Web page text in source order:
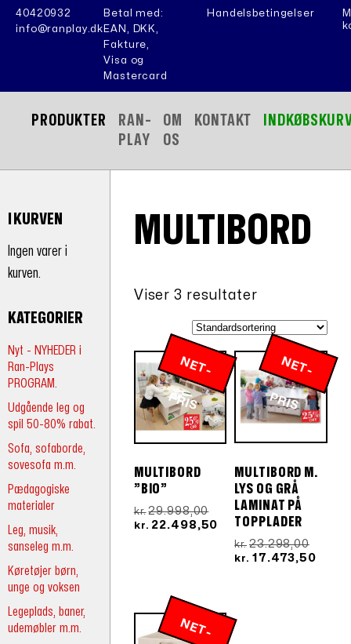
40420932
info@ranplay.dk
Betal med:
EAN, DKK,
Fakture,
Visa og
Mastercard
Handelsbetingelser
PRODUKTER
RAN-
PLAY
OM
OS
KONTAKT
I KURVEN
Ingen varer i
kurven.
KATEGORIER
Nyt - NYHEDER i
Ran-Plays
PROGRAM.
Udgående leg og
spil 50-80% rabat.
Sofa, sofaborde,
sovesofa m.m.
Pædagogiske
materialer
Leg, musik,
sanseleg m.m.
Køretøjer børn,
unge og voksen
Legeplads, baner,
udemøbler m.m.
MULTIBORD
Viser 3 resultater
N
E
T
-
P
R
IS
MULTIBORD
”BIO”
kr. 29.998,00Den
oprindelige
kr. 22.498,50 Den
aktuelle
pris
N
E
T
-
P
R
IS
MULTIBORD M.
LYS OG GRÅ
LAMINAT PÅ
TOPPLADER
kr. 23.298,00Den
kr. 17.473,50Den
N
E
T
-
R